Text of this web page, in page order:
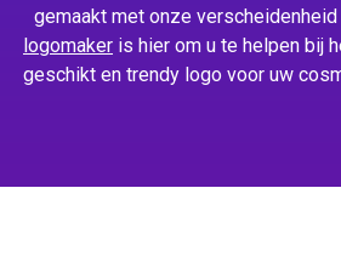
gemaakt met onze verscheidenheid
logomaker is hier om u te helpen bij
geschikt en trendy logo voor uw